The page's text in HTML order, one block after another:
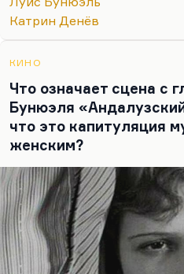
«Виридиана» —
скучные, провисающие.
Но я всё равно очень
понимаете, за его
основном, всегда
очень люблю вот этот
велосипедист с
псе». Он гениальный
о чем. «Дневник
Катрин Денёв
КИНО
Что означает сцена с
Бунюэля
что это капитуляция
женским?